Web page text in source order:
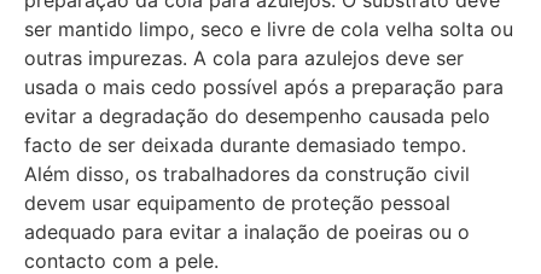
ser mantido limpo, seco e livre de cola velha solta ou
outras impurezas. A cola para azulejos deve ser
usada o mais cedo possível após a preparação para
evitar a degradação do desempenho causada pelo
facto de ser deixada durante demasiado tempo.
Além disso, os trabalhadores da construção civil
devem usar equipamento de proteção pessoal
adequado para evitar a inalação de poeiras ou o
contacto com a pele.